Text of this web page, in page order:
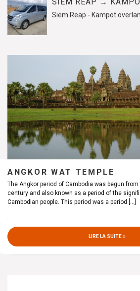
Siem Reap - Kampot
ANGKOR WAT TEMPLE
The Angkor period of Cambodia was begun
century and also known as a period of the
Cambodian people. This period was a period
[...]
LIRE LA SUITE